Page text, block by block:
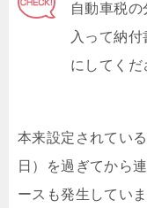
自動車税
入って納
にしてくだ
本来設定されてい
日）を過ぎてから
ースも発生していま